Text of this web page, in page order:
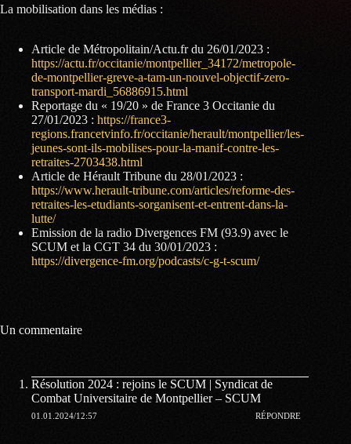
La mobilisation dans les médias :
Article de Métropolitain/Actu.fr du 26/01/2023 :
https://actu.fr/occitanie/montpellier_34172/metropole-
de-montpellier-greve-a-tam-un-nouvel-objectif-zero-
transport-mardi_56886915.html
Reportage du « 19/20 » de France 3 Occitanie du
27/01/2023 : https://france3-
regions.francetvinfo.fr/occitanie/herault/montpellier/les-
jeunes-sont-ils-mobilises-pour-la-manif-contre-les-
retraites-2703438.html
Article de Hérault Tribune du 28/01/2023 :
https://www.herault-tribune.com/articles/reforme-des-
retraites-les-etudiants-sorganisent-et-entrent-dans-la-
lutte/
Emission de la radio Divergences FM (93.9) avec le
SCUM et la CGT 34 du 30/01/2023 :
https://divergence-fm.org/podcasts/c-g-t-scum/
Un commentaire
Résolution 2024 : rejoins le SCUM | Syndicat de
Combat Universitaire de Montpellier – SCUM
01.01.2024/12:57 RÉPONDRE